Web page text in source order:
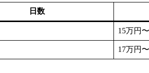
日数
15万円〜
17万円〜